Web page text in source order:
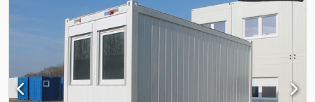
totalvikt 3500 kg, egenvikt ca 800 kg, varmgalvaniserad, 4 st.
vevbara stödben, nummerskyltshållare. 15 mm tjock filmbelagda
skivor med 10 surrningsöglor. Credpfx Aderq Iaqjiof Inkl. papper
för registrering, 100 km/h-godkännande möjligt! Vi kan gärna
erbjuda passande container till släpet.